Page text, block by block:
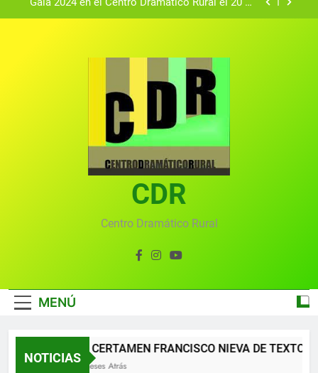
Gala 2024 en el Centro Dramático Rural el 20 de
convocado por el Centro Dramático Rural de Mira
(Cuenca)
Gala anual virtual del Centro Dramático Rural de
Gala del Centro Dramático Rural 2025
Gala 2024 en el Centro Dramático Rural el 20 de
Textos seleccionados en el VI Certamen
Francisco Nieva de piezas breves teatrales
convocado por el Centro Dramático Rural de Mira
Gala anual virtual del Centro Dramático Rural de
CDR
Centro Dramático Rural
MENÚ
NOTICIAS
XII CERTAMEN FRANCISCO NIEVA DE TEXTOS
2 Meses Atrás